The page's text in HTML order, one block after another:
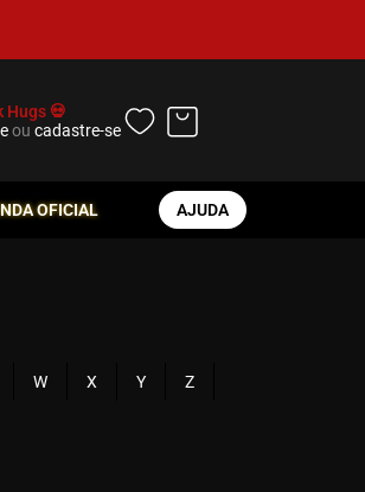
Hugs 💀
ou cadastre-se
OFICIAL AJUDA
W X Y
Z